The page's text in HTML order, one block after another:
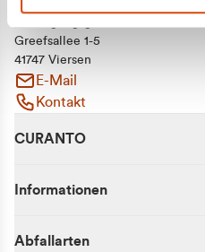
Greefsallee 1-5
41747 Viersen
E-Mail
Kontakt
CURANTO
Informationen
Abfallarten